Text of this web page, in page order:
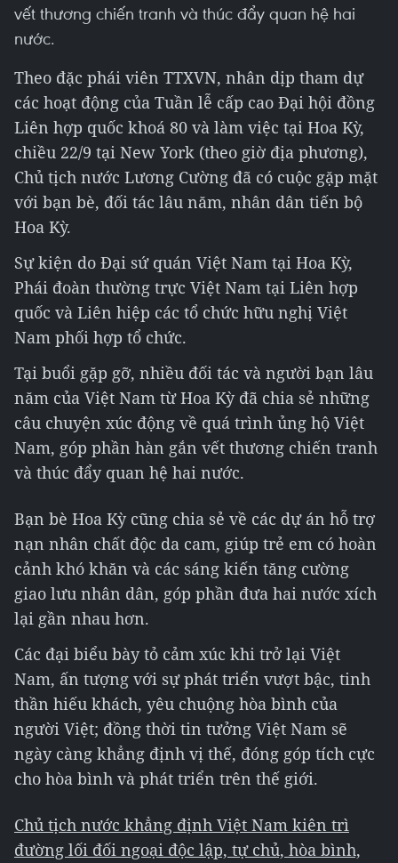
vết thương chiến tranh và thúc đẩy quan hệ hai
nước.
Theo đặc phái viên TTXVN, nhân dịp tham dự
các hoạt động của Tuần lễ cấp cao Đại hội đồng
Liên hợp quốc khoá 80 và làm việc tại Hoa Kỳ,
chiều 22/9 tại New York (theo giờ địa phương),
Chủ tịch nước Lương Cường đã có cuộc gặp mặt
với bạn bè, đối tác lâu năm, nhân dân tiến bộ
Hoa Kỳ.
Sự kiện do Đại sứ quán Việt Nam tại Hoa Kỳ,
Phái đoàn thường trực Việt Nam tại Liên hợp
quốc và Liên hiệp các tổ chức hữu nghị Việt
Nam phối hợp tổ chức.
Tại buổi gặp gỡ, nhiều đối tác và người bạn lâu
năm của Việt Nam từ Hoa Kỳ đã chia sẻ những
câu chuyện xúc động về quá trình ủng hộ Việt
Nam, góp phần hàn gắn vết thương chiến tranh
và thúc đẩy quan hệ hai nước.
Bạn bè Hoa Kỳ cũng chia sẻ về các dự án hỗ trợ
nạn nhân chất độc da cam, giúp trẻ em có hoàn
cảnh khó khăn và các sáng kiến tăng cường
giao lưu nhân dân, góp phần đưa hai nước xích
lại gần nhau hơn.
Các đại biểu bày tỏ cảm xúc khi trở lại Việt
Nam, ấn tượng với sự phát triển vượt bậc, tinh
thần hiếu khách, yêu chuộng hòa bình của
người Việt; đồng thời tin tưởng Việt Nam sẽ
ngày càng khẳng định vị thế, đóng góp tích cực
cho hòa bình và phát triển trên thế giới.
Chủ tịch nước khẳng định Việt Nam kiên trì
đường lối đối ngoại độc lập, tự chủ, hòa bình,